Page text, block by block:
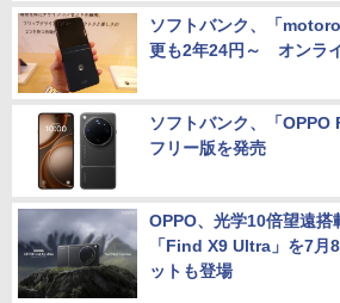
ソフトバンク、「
更も2年24円～ オンラ
ソフトバンク、「
フリー版を発売
OPPO、光学10倍望遠搭
「Find X9 Ultra」を7
ットも登場